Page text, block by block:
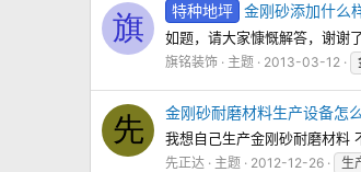
旗 特种地坪 金刚砂添加什么
如题，请大家慷慨解答，谢谢
旗铭装饰 主题 2013-03-12
先 金刚砂耐磨材料生产设备怎
我想自己生产金刚砂耐磨材料
先正达 主题 2012-12-26 生